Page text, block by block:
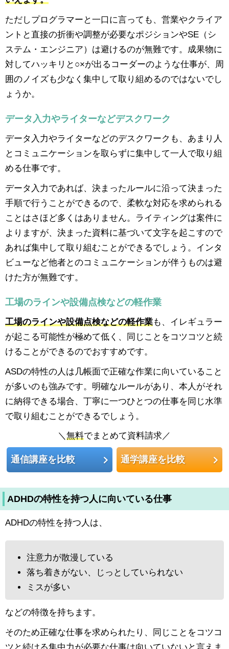
ただしプログラマーと一口に言っても、営業やクライア
ントと直接の折衝や調整が必要なポジションやSE（シ
ステム・エンジニア）は避けるのが無難です。成果物に
対してハッキリと○×が出るコーダーのような仕事が、周
囲のノイズも少なく集中して取り組めるのではないでし
ょうか。
データ入力やライターなどデスクワーク
データ入力やライターなどのデスクワークも、あまり人
とコミュニケーションを取らずに集中して一人で取り組
める仕事です。
データ入力であれば、決まったルールに沿って決まった
手順で行うことができるので、柔軟な対応を求められる
ことはさほど多くはありません。ライティングは案件に
よりますが、決まった資料に基づいて文字を起こすので
あれば集中して取り組むことができるでしょう。インタ
ビューなど他者とのコミュニケーションが伴うものは避
けた方が無難です。
工場のラインや設備点検などの軽作業
工場のラインや設備点検などの軽作業も、イレギュラー
が起こる可能性が極めて低く、同じことをコツコツと続
けることができるのでおすすめです。
ASDの特性の人は几帳面で正確な作業に向いていること
が多いのも強みです。明確なルールがあり、本人がそれ
に納得できる場合、丁寧に一つひとつの仕事を同じ水準
で取り組むことができるでしょう。
＼無料でまとめて資料請求／
通信講座を比較 通学講座を比較
ADHDの特性を持つ人に向いている仕事
ADHDの特性を持つ人は、
注意力が散漫している
落ち着きがない、じっとしていられない
ミスが多い
などの特徴を持ちます。
そのため正確な仕事を求められたり、同じことをコツコ
ツと続ける集中力が必要な仕事は向いていないと言えま